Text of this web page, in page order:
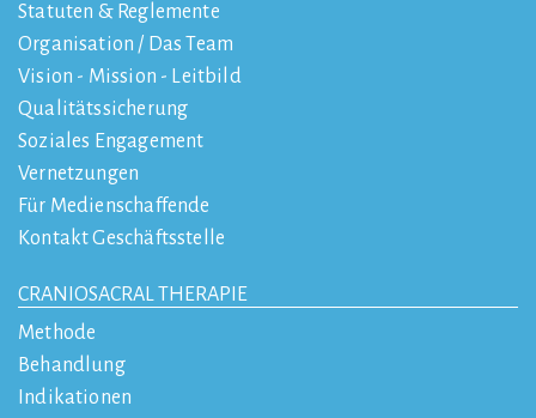
Statuten & Reglemente
Organisation / Das Team
Vision - Mission - Leitbild
Qualitätssicherung
Soziales Engagement
Vernetzungen
Für Medienschaffende
Kontakt Geschäftsstelle
CRANIOSACRAL THERAPIE
Methode
Behandlung
Indikationen